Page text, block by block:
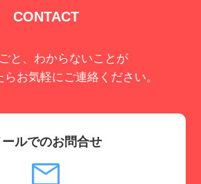
CONTACT
と、わからないことが
お気軽にご連絡ください。
ールでのお問合せ